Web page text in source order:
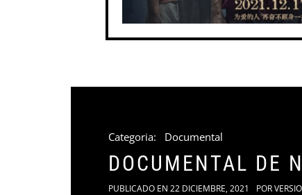
Categoria: Documental
DOCUMENTAL DE
PUBLICADO EN 22 DICIEMBRE, 2021 POR